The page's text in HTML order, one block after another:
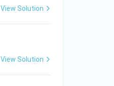
View Solution
View Solution